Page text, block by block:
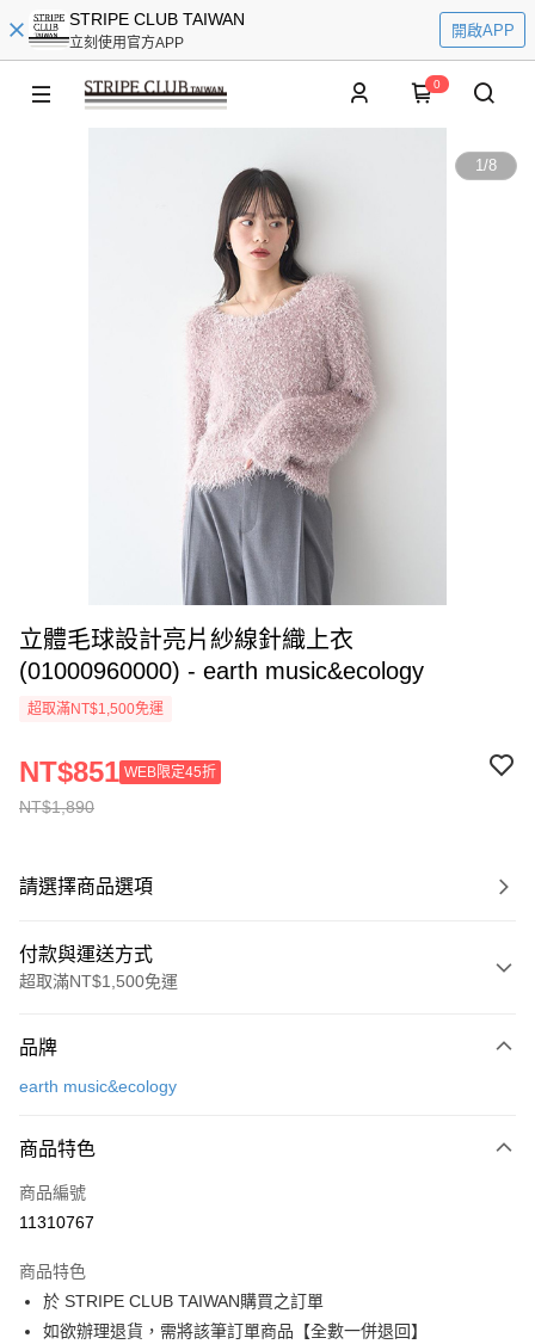
STRIPE CLUB TAIWAN
立刻使用官方APP
開啟APP
0
1/8
立體毛球設計亮片紗線針織上衣
(01000960000) - earth music&ecology
超取滿NT$1,500免運
NT$1,890
NT$851 WEB限定45折
請選擇商品選項
付款與運送方式
超取滿NT$1,500免運
信用卡一次付款
3 期 0 利率 每期
合作金庫商業銀行
上海商業儲蓄銀行
臺灣中小企業銀行
匯豐（台灣）商業銀行
華泰商業銀行
聯邦商業銀行
遠東國際商業銀行
超商取貨付款
LINE Pay
Apple Pay
街口支付
品牌
earth music&ecology
商品特色
商品編號
11310767
商品特色
於 STRIPE CLUB TAIWAN購買之訂單
如欲辦理退貨，需將該筆訂單商品【全數一併退回】